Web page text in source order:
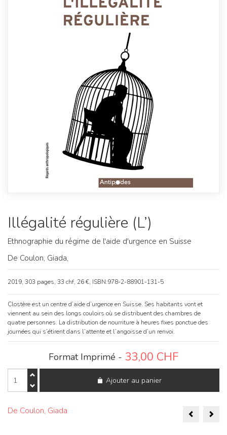
Illégalité régulière (L’)
Ethnographie du régime de l'aide d'urgence en Suisse
De Coulon, Giada,
2019, 303 pages, 33 chf, 26 €, ISBN:978-2-88901-131-5
Clostère est un centre d’aide d’urgence en Suisse. Ses habitants vont et
viennent au sein des longs couloirs où se distribuent des chambres de
quatre personnes. La distribution de nourriture à heures fixes ponctue des
journées qui s’étirent dans l’attente et l’angoisse d’un renvoi.
Format Imprimé - 33,00 CHF
Illégalité
(L')
Ajouter au panier
De Coulon, Giada